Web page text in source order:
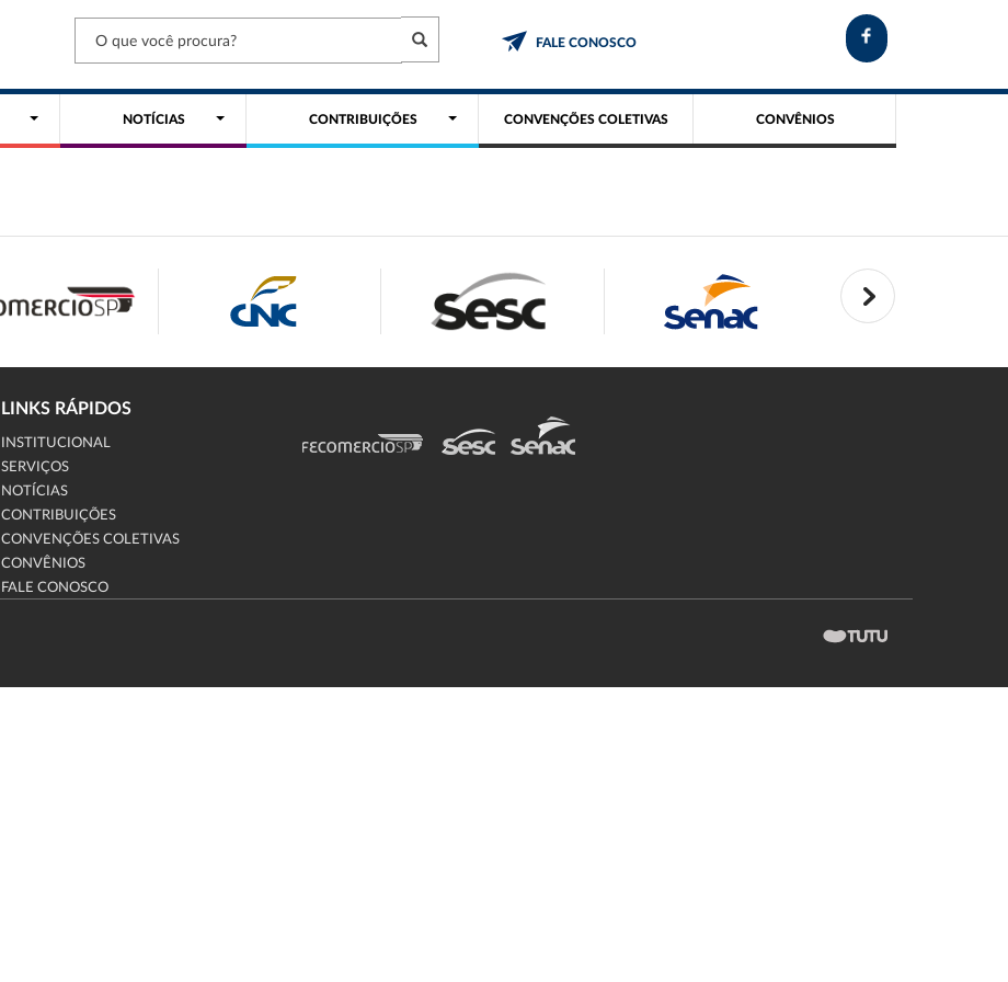
FALE CONOSCO
NOTÍCIAS CONTRIBUIÇÕES CONVENÇÕES COLETIVAS CONVÊNIOS
LINKS RÁPIDOS
INSTITUCIONAL
SERVIÇOS
NOTÍCIAS
CONTRIBUIÇÕES
CONVENÇÕES COLETIVAS
CONVÊNIOS
FALE CONOSCO